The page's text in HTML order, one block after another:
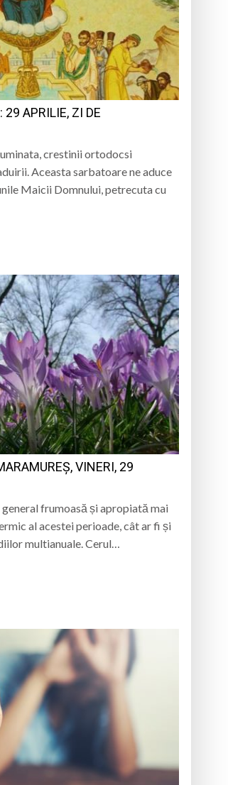
„Legături Literare”
culturale
APRILIE, ZI DE
crestinii ortodocsi
Aceasta sarbatoare ne aduce
Maicii Domnului, petrecuta cu
VINERI, 29
frumoasă și apropiată mai
al acestei perioade, cât ar fi și
multianuale. Cerul…